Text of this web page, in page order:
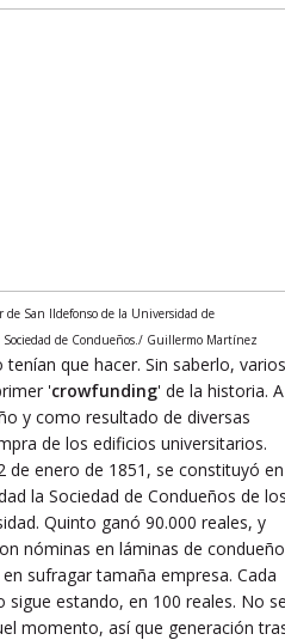
de San Ildefonso de la Universidad de
de Condueños./ Guillermo Martínez
que hacer. Sin saberlo, varios
'crowfunding' de la historia. A
y como resultado de diversas
de los edificios universitarios.
de enero de 1851, se constituyó
la Sociedad de Condueños de
Quinto ganó 90.000 reales, y
nóminas en láminas de condueño
sufragar tamaña empresa. Cada
sigue estando, en 100 reales. No
momento, así que generación